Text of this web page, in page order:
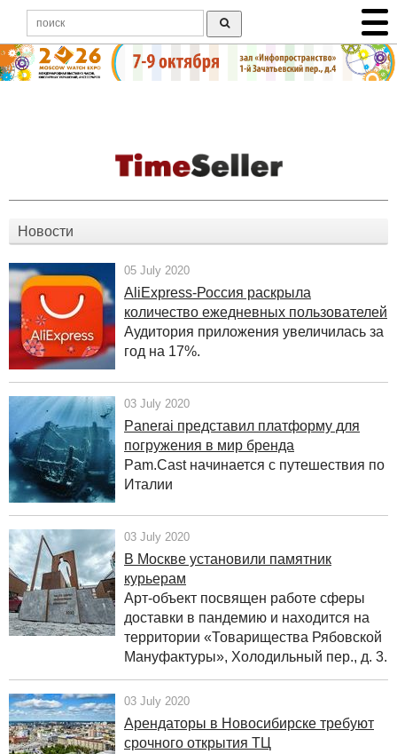
Новости
05 July 2020
AliExpress-Россия раскрыла
количество ежедневных пользователей
Аудитория приложения увеличилась за
год на 17%.
03 July 2020
Panerai представил платформу для
погружения в мир бренда
Pam.Cast начинается с путешествия по
Италии
03 July 2020
В Москве установили памятник
курьерам
Арт-объект посвящен работе сферы
доставки в пандемию и находится на
территории «Товарищества Рябовской
Мануфактуры», Холодильный пер., д. 3.
03 July 2020
Арендаторы в Новосибирске требуют
срочного открытия ТЦ